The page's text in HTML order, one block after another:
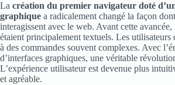
La création du premier navigateur doté
graphique a radicalement changé la façon
interagissent avec le web. Avant cette avancée,
étaient principalement textuels. Les utilisateurs
à des commandes souvent complexes. Avec
d’interfaces graphiques, une véritable
L’expérience utilisateur est devenue plus
et agréable.